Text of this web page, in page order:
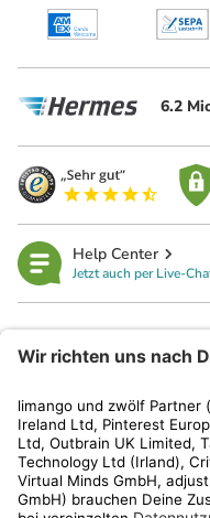
6.2
Help Center
Jetzt auch per Live-
Kundenservice
Shop